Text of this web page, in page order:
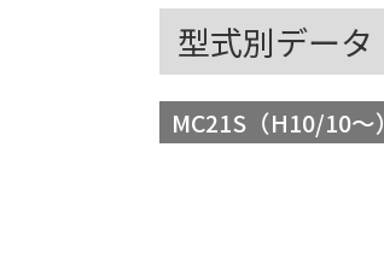
型式別データ
MC21S（H10/10～）